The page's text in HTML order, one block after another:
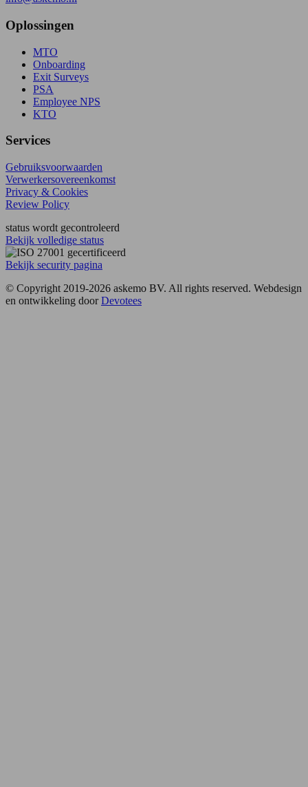
Oplossingen
MTO
Onboarding
Exit Surveys
PSA
Employee NPS
KTO
Services
Gebruiksvoorwaarden
Verwerkersovereenkomst
Privacy & Cookies
Review Policy
status wordt gecontroleerd
Bekijk volledige status
Bekijk security pagina
© Copyright 2019-2026 askemo BV. All rights reserved. Webdesign
en ontwikkeling doorDevotees